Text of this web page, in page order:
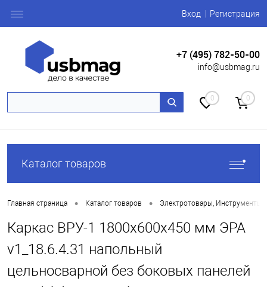
Вход Регистрация
+7 (495) 782-50-00
info@usbmag.ru
0 0
Каталог товаров
Главная страница • Каталог товаров • Электротовары, Инструменты
Каркас ВРУ-1 1800х600х450 мм ЭРА
v1_18.6.4.31 напольный
цельносварной без боковых панелей